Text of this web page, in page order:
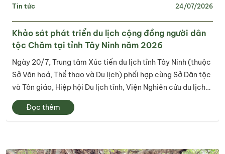
Tin tức 24/07/2026
Khảo sát phát triển du lịch cộng đồng người dân
tộc Chăm tại tỉnh Tây Ninh năm 2026
Ngày 20/7, Trung tâm Xúc tiến du lịch tỉnh Tây Ninh (thuộc
Sở Văn hoá, Thể thao và Du lịch) phối hợp cùng Sở Dân tộc
và Tôn giáo, Hiệp hội Du lịch tỉnh, Viện Nghiên cứu du lịch
xã hội tổ chức chương trình khảo sát phát triển du lịch
cộng đồng người...
Đọc thêm